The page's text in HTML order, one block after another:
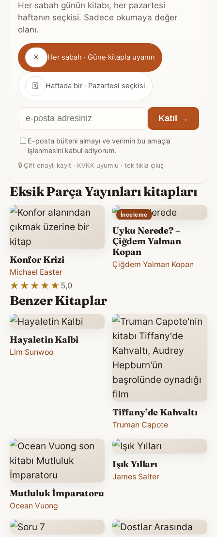
Her sabah günün kitabı, her pazartesi
haftanın seçkisi. Sadece okumaya değer
olanı.
Gönderim
sıklığı
☀ Her sabah · Güne kitapla uyanın
🗓 Haftada bir · Pazartesi seçkisi
E-
posta
adresiniz
Katıl →
E-posta bülteni almayı ve verimin bu amaçla
işlenmesini kabul ediyorum.
🔒 Çift onaylı kayıt · KVKK uyumlu · tek tıkla çıkış
Eksik Parça Yayınları kitapları
Konfor Krizi
Michael Easter
★★★★★
★★★★★ 5,0
İnceleme
Uyku Nerede? –
Çiğdem Yalman
Kopan
Çiğdem Yalman Kopan
Benzer Kitaplar
Hayaletin Kalbi
Lim Sunwoo
Tiffany’de Kahvaltı
Truman Capote
Mutluluk İmparatoru
Ocean Vuong
Işık Yılları
James Salter